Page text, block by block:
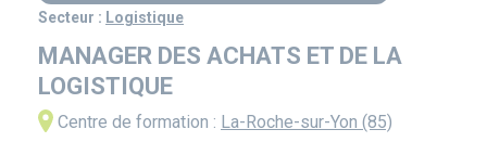
Secteur : Logistique
MANAGER DES ACHATS ET DE LA
LOGISTIQUE
Centre de formation : La-Roche-sur-Yon (85)